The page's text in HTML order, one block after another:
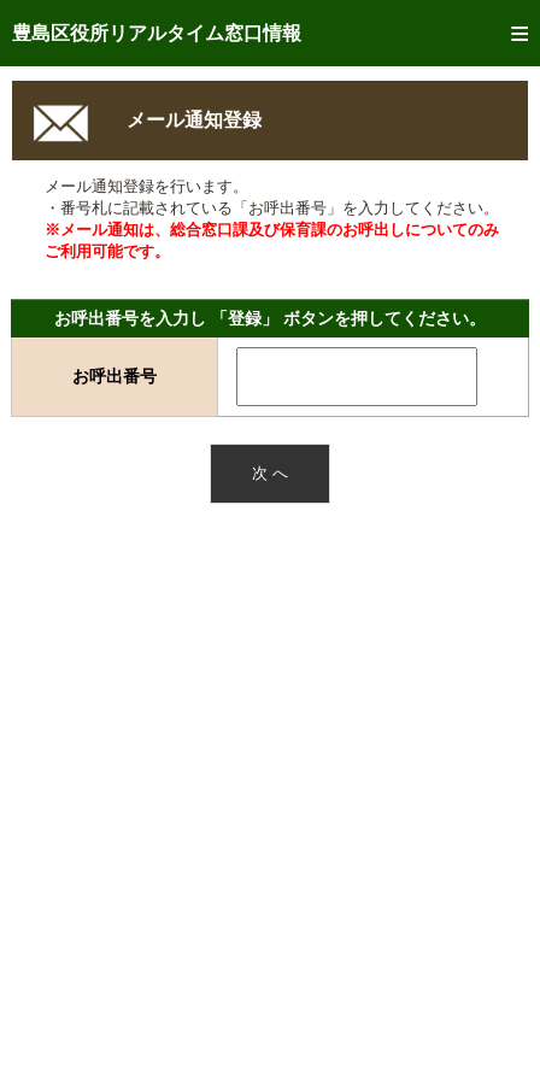
豊島区役所リアルタイム窓口情報
トップページへ
ご利用方法
事前予約
予約状況確認
リアルタイム
リアルタイム交付状況確認
メール通知登録
メール通知登録を行います。
・番号札に記載されている「お呼出番号」を入力してください。
※メール通知は、総合窓口課及び保育課のお呼出しについてのみ
ご利用可能です。
お呼出番号を入力し 「登録」 ボタンを押してください。
お呼出番号